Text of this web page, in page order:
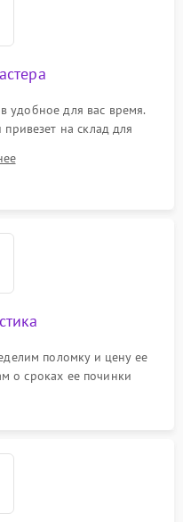
удобное для вас время.
на склад для
поломку и цену ее
о сроках ее починки